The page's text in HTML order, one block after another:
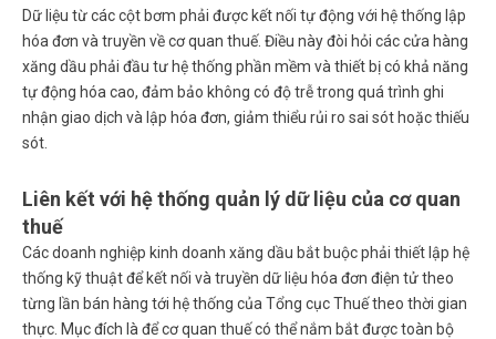
Dữ liệu từ các cột bơm phải được kết nối tự động với hệ thống lập
hóa đơn và truyền về cơ quan thuế. Điều này đòi hỏi các cửa hàng
xăng dầu phải đầu tư hệ thống phần mềm và thiết bị có khả năng
tự động hóa cao, đảm bảo không có độ trễ trong quá trình ghi
nhận giao dịch và lập hóa đơn, giảm thiểu rủi ro sai sót hoặc thiếu
sót.
Liên kết với hệ thống quản lý dữ liệu của cơ quan
thuế
Các doanh nghiệp kinh doanh xăng dầu bắt buộc phải thiết lập hệ
thống kỹ thuật để kết nối và truyền dữ liệu hóa đơn điện tử theo
từng lần bán hàng tới hệ thống của Tổng cục Thuế theo thời gian
thực. Mục đích là để cơ quan thuế có thể nắm bắt được toàn bộ